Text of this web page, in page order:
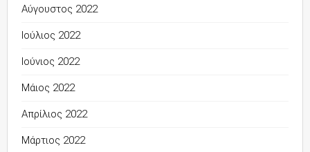
Αύγουστος 2022
Ιούλιος 2022
Ιούνιος 2022
Μάιος 2022
Απρίλιος 2022
Μάρτιος 2022